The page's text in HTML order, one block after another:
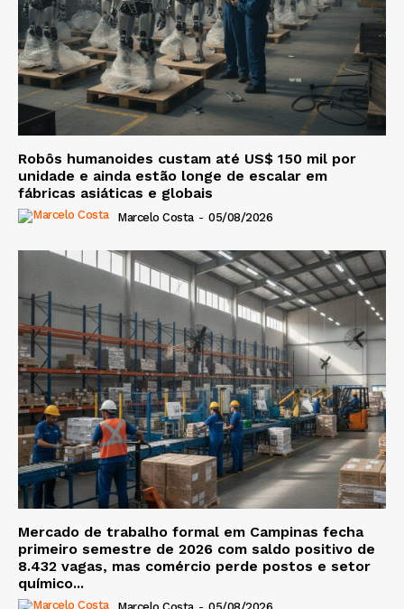
Robôs humanoides custam até US$ 150 mil por
unidade e ainda estão longe de escalar em
fábricas asiáticas e globais
Marcelo Costa - 05/08/2026
Mercado de trabalho formal em Campinas fecha
primeiro semestre de 2026 com saldo positivo de
8.432 vagas, mas comércio perde postos e setor
químico...